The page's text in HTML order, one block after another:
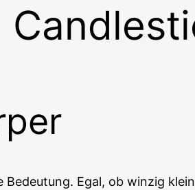
Egal, ob win­zig